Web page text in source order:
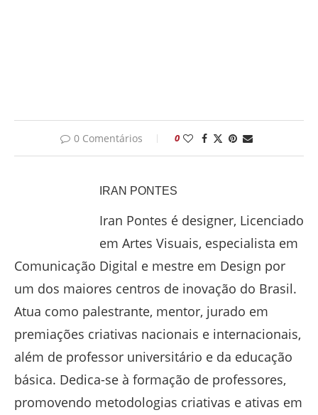
0 Comentários 0
IRAN PONTES
Iran Pontes é designer, Licenciado
em Artes Visuais, especialista em
Comunicação Digital e mestre em Design por
um dos maiores centros de inovação do Brasil.
Atua como palestrante, mentor, jurado em
premiações criativas nacionais e internacionais,
além de professor universitário e da educação
básica. Dedica-se à formação de professores,
promovendo metodologias criativas e ativas em